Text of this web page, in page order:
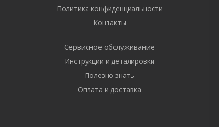
Политика конфиденциальности
Контакты
Сервисное обслуживание
Инструкции и деталировки
Полезно знать
Оплата и доставка